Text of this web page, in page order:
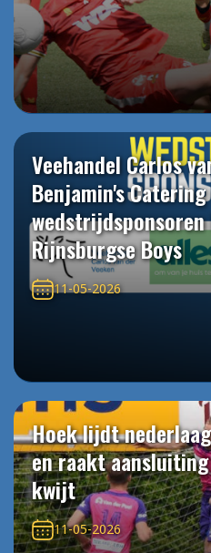
Veehandel Carlos
Benjamin's
wedstrijdsponsoren
Rijnsburgse Boys
11-05-2026
Hoek lijdt
en raakt
kwijt
11-05-2026